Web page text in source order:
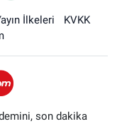
İlkeleri
KVKK
son dakika